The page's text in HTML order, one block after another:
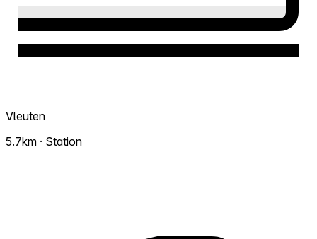
Vleuten
5.7km · Station